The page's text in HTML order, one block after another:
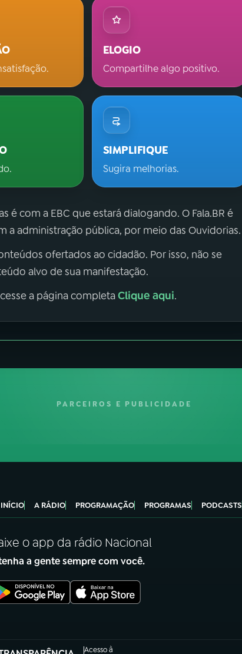
ELOGIO
Compartilhe algo positivo.
SIMPLIFIQUE
Sugira melhorias.
é com a EBC que estará dialogando. O Fala.BR é
administração pública, por meio das Ouvidorias.
ofertados ao cidadão. Por isso, não se
alvo de sua manifestação.
a página completaClique aqui.
PARCEIROS E PUBLICIDADE
INÍCIO A RÁDIO PROGRAMAÇÃO PROGRAMAS PODCASTS
o app da rádio Nacional
a gente sempre com você.
Acesso à